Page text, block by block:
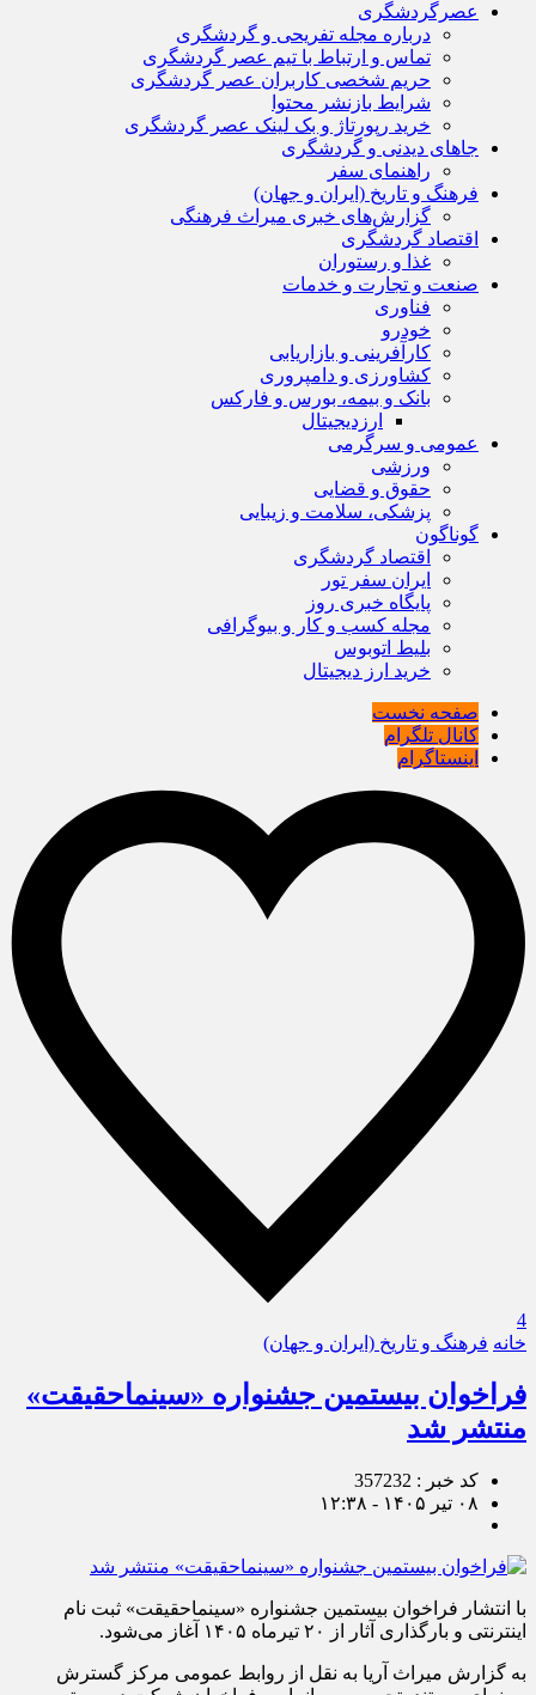
عصرگردشگری
درباره مجله تفریحی و گردشگری
تماس و ارتباط با تیم عصر گردشگری
حریم شخصی کاربران عصر گردشگری
شرایط بازنشر محتوا
خرید رپورتاژ و بک لینک عصر گردشگری
جاهای دیدنی و گردشگری
راهنمای سفر
فرهنگ و تاریخ (ایران و جهان)
گزارش‌های خبری میراث فرهنگی
اقتصاد گردشگری
غذا و رستوران
صنعت و تجارت و خدمات
فناوری
خودرو
کارآفرینی و بازاریابی
کشاورزی و دامپروری
بانک و بیمه، بورس و فارکس
ارزدیجیتال
عمومی و سرگرمی
ورزشی
حقوق و قضایی
پزشکی، سلامت و زیبایی
گوناگون
اقتصاد گردشگری
ایران سفر تور
پایگاه خبری روز
مجله کسب و کار و بیوگرافی
بلیط اتوبوس
خرید ارز دیجیتال
صفحه نخست
کانال تلگرام
اینستاگرام
4
خانه فرهنگ و تاریخ (ایران و جهان)
فراخوان بیستمین جشنواره «سینماحقیقت»
منتشر شد
کد خبر : 357232
۰۸ تیر ۱۴۰۵ - ۱۲:۳۸
با انتشار فراخوان بیستمین جشنواره «سینماحقیقت» ثبت نام
اینترنتی و بارگذاری آثار از ۲۰ تیرماه ۱۴۰۵ آغاز می‌شود.
به گزارش میراث آریا به نقل از روابط عمومی مرکز گسترش